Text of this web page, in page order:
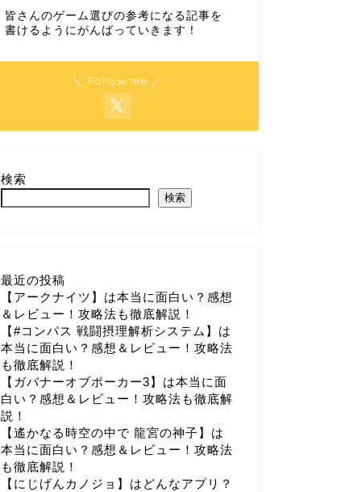
皆さんのゲーム選びの参考になる記事を
書けるようにがんばっていきます！
＼ Follow me ／
検索
検索
最近の投稿
【アークナイツ】は本当に面白い？感想
＆レビュー！攻略法も徹底解説！
【#コンパス 戦闘摂理解析システム】は
本当に面白い？感想＆レビュー！攻略法
も徹底解説！
【ガバナーオブポーカー3】は本当に面
白い？感想＆レビュー！攻略法も徹底解
説！
【遙かなる時空の中で 龍宮の神子】は
本当に面白い？感想＆レビュー！攻略法
も徹底解説！
【にじげんカノジョ】はどんなアプリ？